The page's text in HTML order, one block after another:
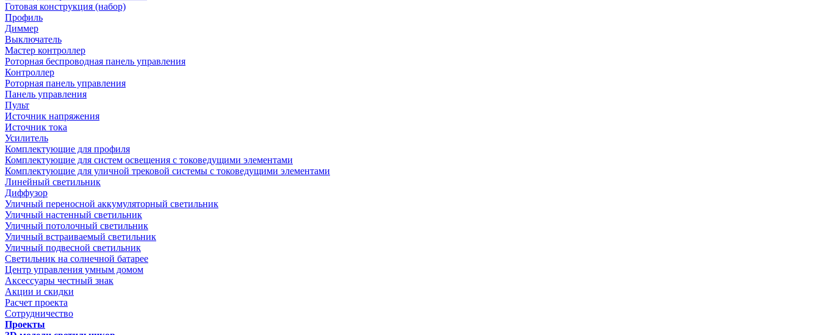
Готовая конструкция (набор)
Профиль
Диммер
Выключатель
Мастер контроллер
Роторная беспроводная панель управления
Контроллер
Роторная панель управления
Панель управления
Пульт
Источник напряжения
Источник тока
Усилитель
Комплектующие для профиля
Комплектующие для систем освещения с токоведущими элементами
Комплектующие для уличной трековой системы с токоведущими элементами
Линейный светильник
Диффузор
Уличный переносной аккумуляторный светильник
Уличный настенный светильник
Уличный потолочный светильник
Уличный встраиваемый светильник
Уличный подвесной светильник
Светильник на солнечной батарее
Центр управления умным домом
Аксессуары честный знак
Акции и скидки
Расчет проекта
Сотрудничество
Проекты